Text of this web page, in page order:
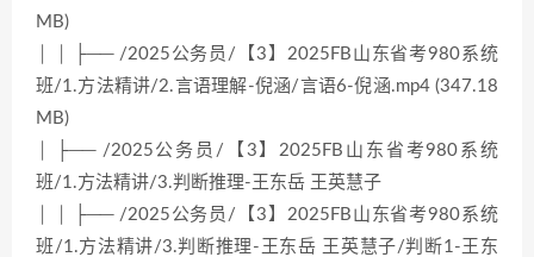
MB)
│ │ ├── /2025公务员/【3】2025FB山东省考980系统
班/1.方法精讲/2.言语理解-倪涵/言语6-倪涵.mp4 (347.18
MB)
│ ├── /2025公务员/【3】2025FB山东省考980系统
班/1.方法精讲/3.判断推理-王东岳 王英慧子
│ │ ├── /2025公务员/【3】2025FB山东省考980系统
班/1.方法精讲/3.判断推理-王东岳 王英慧子/判断1-王东